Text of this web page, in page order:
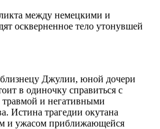
между немецкими и
оскверненное тело утонувшей
близнецу Джулии, юной дочери
в одиночку справиться с
травмой и негативными
Истина трагедии окутана
и ужасом приближающейся